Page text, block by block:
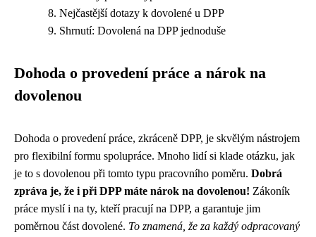
Nejčastější dotazy k dovolené u DPP
Shrnutí: Dovolená na DPP jednoduše
Dohoda o provedení práce a nárok na
dovolenou
Dohoda o provedení práce, zkráceně DPP, je skvělým nástrojem
pro flexibilní formu spolupráce. Mnoho lidí si klade otázku, jak
je to s dovolenou při tomto typu pracovního poměru. Dobrá
zpráva je, že i při DPP máte nárok na dovolenou! Zákoník
práce myslí i na ty, kteří pracují na DPP, a garantuje jim
poměrnou část dovolené. To znamená, že za každý odpracovaný